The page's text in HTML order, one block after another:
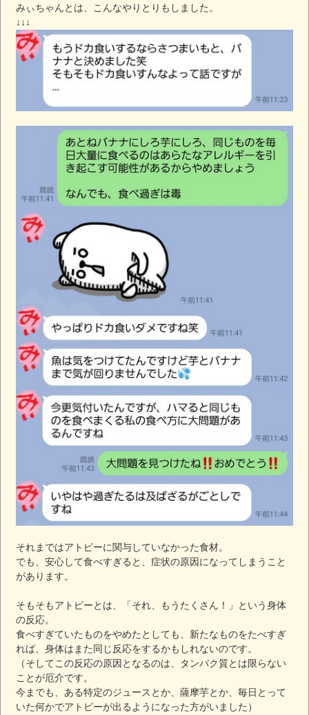
みぃちゃんとは、こんなやりとりもしました。
↓↓↓
それまではアトピーに関与していなかった食材。
でも、安心して食べすぎると、症状の原因になってしまうこと
があります。
そもそもアトピーとは、「それ、もうたくさん！」という身体
の反応。
食べすぎていたものをやめたとしても、新たなものをたべすぎ
れば、身体はまた同じ反応をするかもしれないのです。
（そしてこの反応の原因となるのは、タンパク質とは限らない
ことが厄介です。
今までも、ある特定のジュースとか、薩摩芋とか、毎日とって
いた何かでアトピーが出るようになった方がいました）